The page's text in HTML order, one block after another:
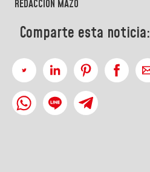
REDACCIÓN MAZO
Comparte esta noticia: